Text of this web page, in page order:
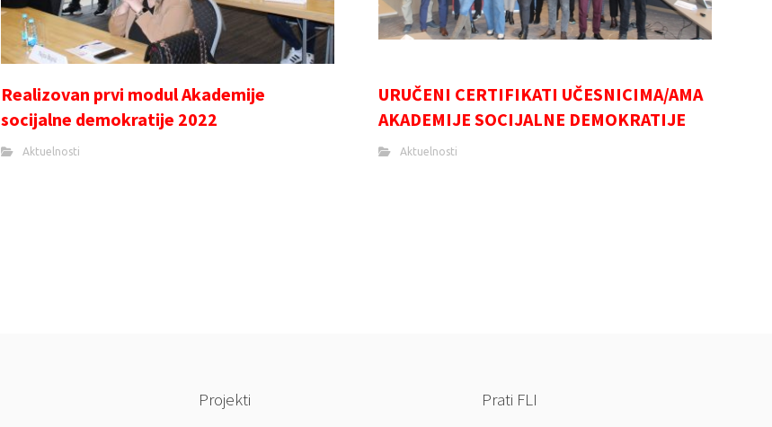
Realizovan prvi modul Akademije
socijalne demokratije 2022
Aktuelnosti
URUČENI CERTIFIKATI UČESNICIMA/AMA
AKADEMIJE SOCIJALNE DEMOKRATIJE
Aktuelnosti
Projekti Prati FLI